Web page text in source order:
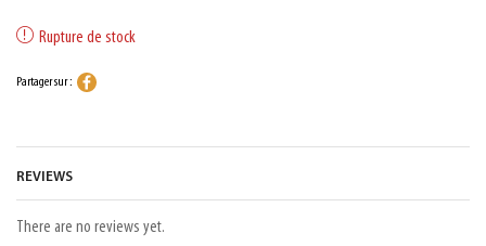
Rupture de stock
Partager sur :
REVIEWS
There are no reviews yet.